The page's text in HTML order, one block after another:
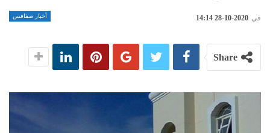
أخبار صفاقس في 2020-10-28 14:14
Share